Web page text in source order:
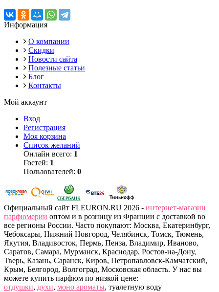
Информация
О компании
Скидки
Новости сайта
Полезные статьи
Блог
Контакты
Мой аккаунт
Вход
Регистрация
Моя корзина
Список желаний
Онлайн всего: 1
Гостей: 1
Пользователей: 0
Официальный сайт FLEURON.RU 2026 - интернет-магазин
парфюмерии оптом и в розницу из Франции с доставкой во
все регионы России. Часто покупают: Москва, Екатеринбург,
Чебоксары, Нижний Новгород, Челябинск, Томск, Тюмень,
Якутия, Владивосток, Пермь, Пенза, Владимир, Иваново,
Саратов, Самара, Мурманск, Краснодар, Ростов-на-Дону,
Тверь, Казань, Саранск, Киров, Петропавловск-Камчатский,
Крым, Белгород, Волгоград, Московская область. У нас вы
можете купить парфюм по низкой цене:
отдушки, духи, моно ароматы, туалетную воду